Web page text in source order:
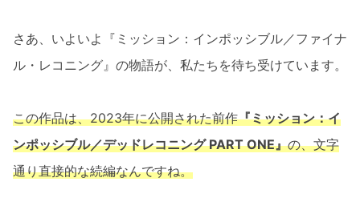
さあ、いよいよ『ミッション：インポッシブル／ファイナ
ル・レコニング』の物語が、私たちを待ち受けています。
この作品は、2023年に公開された前作『ミッション：イ
ンポッシブル／デッドレコニング PART ONE』の、文字
通り直接的な続編なんですね。